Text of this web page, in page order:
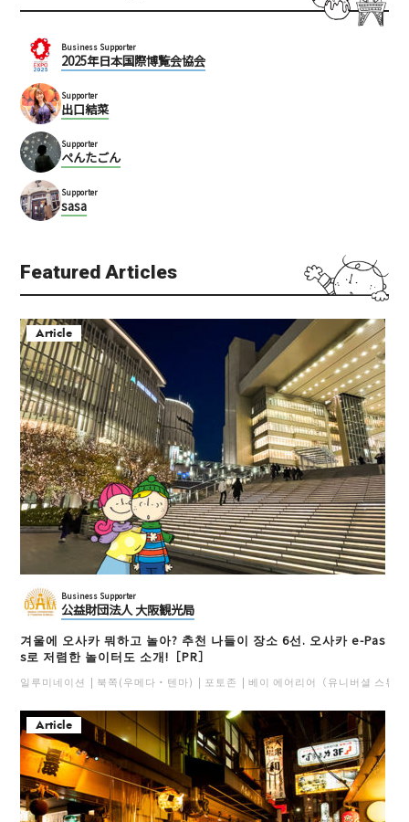
Business Supporter
2025年日本国際博覧会協会
Supporter
出口結菜
Supporter
ぺんたごん
Supporter
sasa
Featured Articles
Article
Business Supporter
公益財団法人 大阪観光局
겨울에 오사카 뭐하고 놀아? 추천 나들이 장소 6선. 오사카 e-Pas
s로 저렴한 놀이터도 소개!［PR］
일루미네이션 북쪽(우메다・텐마) 포토존 베이 에어리어（유니버셜 스튜
Article